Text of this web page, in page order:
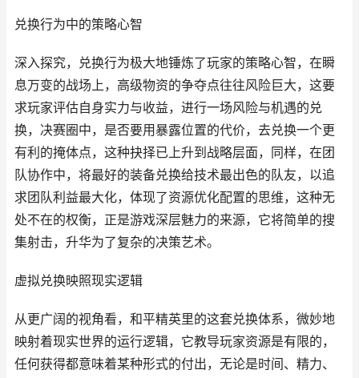
兑换行为中的策略心智
深入探究，兑换行为极大地锤炼了玩家的策略心智，在瞬
息万变的战场上，高级物资的争夺点往往风险巨大，这要
求玩家评估自身实力与收益，进行一场风险与机遇的兑
换，决赛圈中，是否要用暴露位置的代价，去兑换一个更
有利的掩体点，这种抉择已上升到战略层面，同样，在团
队协作中，将最好的装备兑换给技术最出色的队友，以追
求团队利益最大化，体现了资源优化配置的思维，这种无
处不在的权衡，正是游戏深层魅力的来源，它将简单的搜
集射击，升华为了复杂的决策艺术。
虚拟兑换映照现实逻辑
从更广阔的视角看，和平精英里的这套兑换体系，微妙地
映射着现实世界的运行逻辑，它教导玩家资源是有限的，
任何获得都意味着某种形式的付出，无论是时间、精力、